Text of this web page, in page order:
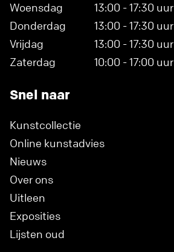
Woensdag
13:00 - 17:30 uur
Donderdag
13:00 - 17:30 uur
Vrijdag
13:00 - 17:30 uur
Zaterdag
10:00 - 17:00 uur
Snel naar
Kunstcollectie
Online kunstadvies
Nieuws
Over ons
Uitleen
Exposities
Lijsten oud